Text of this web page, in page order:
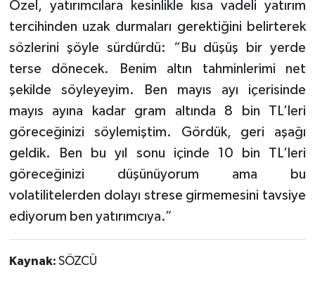
Özel, yatırımcılara kesinlikle kısa vadeli yatırım
tercihinden uzak durmaları gerektiğini belirterek
sözlerini şöyle sürdürdü: “Bu düşüş bir yerde
terse dönecek. Benim altın tahminlerimi net
şekilde söyleyeyim. Ben mayıs ayı içerisinde
mayıs ayına kadar gram altında 8 bin TL’leri
göreceğinizi söylemiştim. Gördük, geri aşağı
geldik. Ben bu yıl sonu içinde 10 bin TL’leri
göreceğinizi düşünüyorum ama bu
volatilitelerden dolayı strese girmemesini tavsiye
ediyorum ben yatırımcıya.”
Kaynak: SÖZCÜ